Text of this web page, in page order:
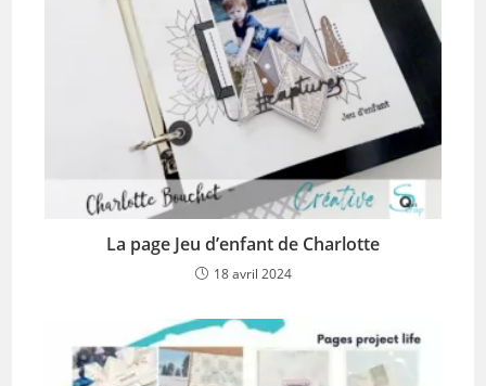
La page Jeu d’enfant de Charlotte
18 avril 2024